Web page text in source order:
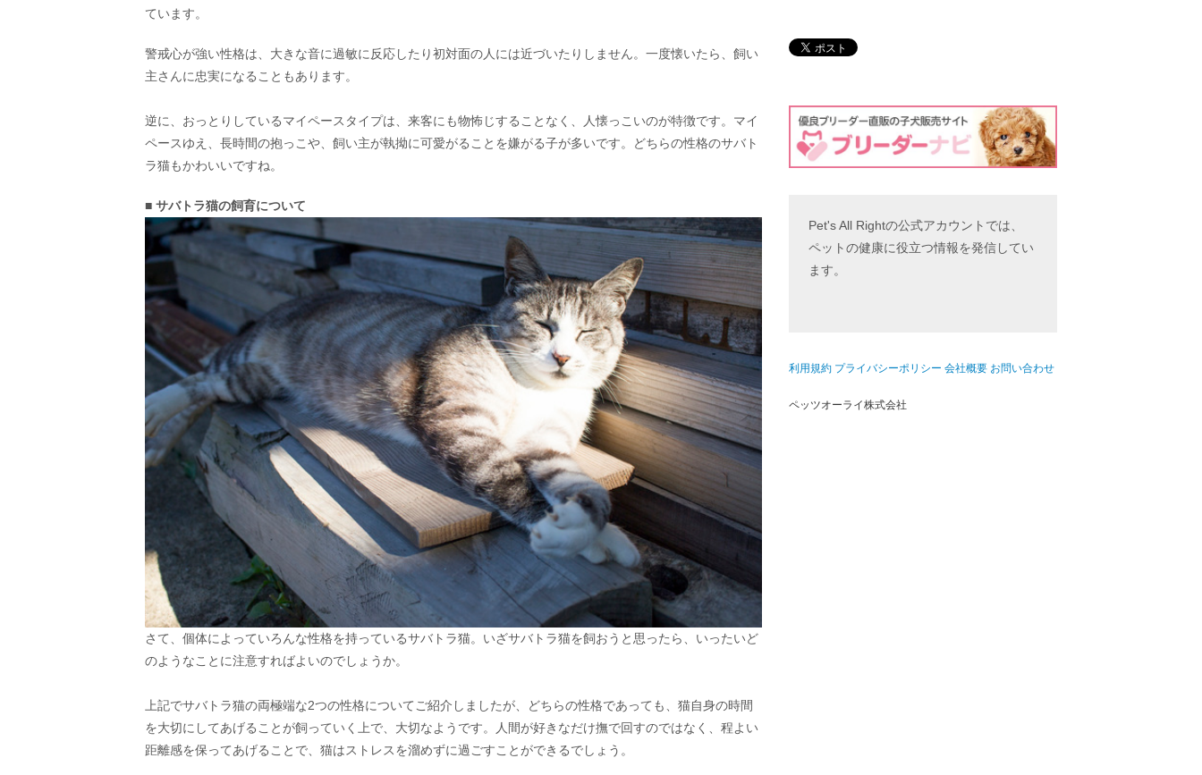
ています。
警戒心が強い性格は、大きな音に過敏に反応したり初対面の人には近づいたりしません。一度懐いたら、飼い
主さんに忠実になることもあります。
逆に、おっとりしているマイペースタイプは、来客にも物怖じすることなく、人懐っこいのが特徴です。マイ
ペースゆえ、長時間の抱っこや、飼い主が執拗に可愛がることを嫌がる子が多いです。どちらの性格のサバト
ラ猫もかわいいですね。
■ サバトラ猫の飼育について
さて、個体によっていろんな性格を持っているサバトラ猫。いざサバトラ猫を飼おうと思ったら、いったいど
のようなことに注意すればよいのでしょうか。
上記でサバトラ猫の両極端な2つの性格についてご紹介しましたが、どちらの性格であっても、猫自身の時間
を大切にしてあげることが飼っていく上で、大切なようです。人間が好きなだけ撫で回すのではなく、程よい
距離感を保ってあげることで、猫はストレスを溜めずに過ごすことができるでしょう。
Pet's All Rightの公式アカウントでは、
ペットの健康に役立つ情報を発信してい
ます。
利用規約 プライバシーポリシー 会社概要 お問い合わせ
ペッツオーライ株式会社